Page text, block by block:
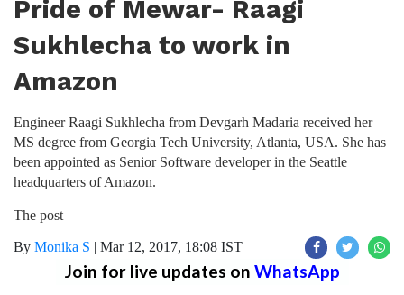
Pride of Mewar- Raagi
Sukhlecha to work in
Amazon
Engineer Raagi Sukhlecha from Devgarh Madaria received her
MS degree from Georgia Tech University, Atlanta, USA. She has
been appointed as Senior Software developer in the Seattle
headquarters of Amazon.
The post
By Monika S | Mar 12, 2017, 18:08 IST
Join for live updates on WhatsApp